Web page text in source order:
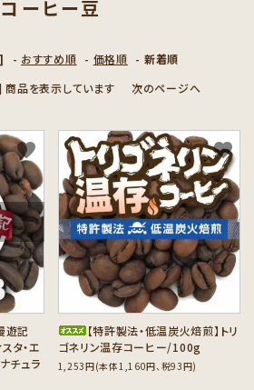
新規会員登録
コーヒー豆
- おすすめ順 - 価格順 - 新着順
品を表示しています
次のページへ
遊記
タ・エ
チュラ
favorite
【特許製法・低温炭火焙煎】トリ
ゴネリン温存コーヒー/100g
1,253円(本体1,160円、税93円)
favorite